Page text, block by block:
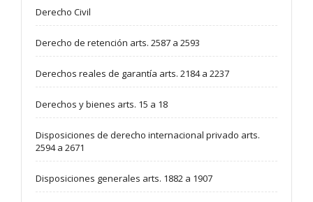
Derecho Civil
Derecho de retención arts. 2587 a 2593
Derechos reales de garantía arts. 2184 a 2237
Derechos y bienes arts. 15 a 18
Disposiciones de derecho internacional privado arts.
2594 a 2671
Disposiciones generales arts. 1882 a 1907